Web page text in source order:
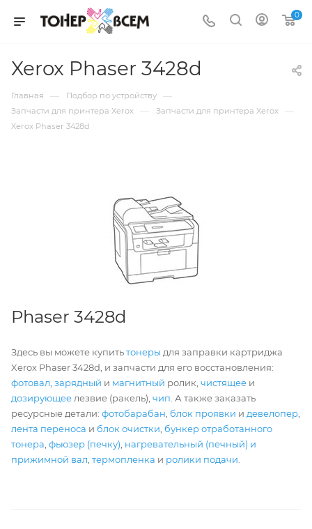
0
Xerox Phaser 3428d
Главная — Подбор по устройству —
Запчасти для принтера Xerox — Запчасти для принтера Xerox —
Xerox Phaser 3428d
Phaser 3428d
Здесь вы можете купитьтонеры для заправки картриджа
Xerox Phaser 3428d, и запчасти для его восстановления:
фотовал зарядный и магнитный ролик, чистящее и
дозирующее лезвие (ракель), чип . А также заказать
ресурсные детали: фотобарабан блок проявки и девелопер
лента переноса и блок очистки бункер отработанного
тонера фьюзер (печку) нагревательный (печный) и
прижимной вал термопленка и ролики подачи